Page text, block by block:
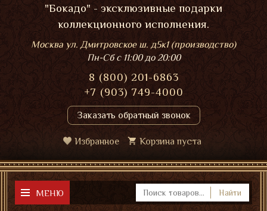
"Бокадо" - эксклюзивные подарки
коллекционного исполнения.
Москва ул. Дмитровское ш. д5к1 (производство)
Пн-Сбс 11:00 до 20:00
8 (800) 201-6863
+7 (903) 749-4000
Заказать обратный звонок
Избранное Корзина пуста
МЕНЮ Найти